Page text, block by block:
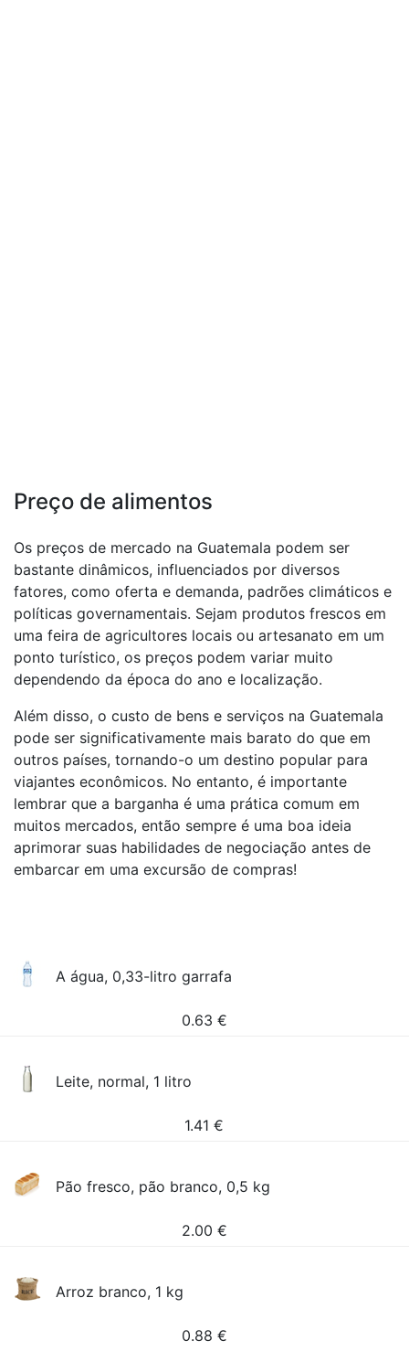
Preço de alimentos
Os preços de mercado na Guatemala podem ser
bastante dinâmicos, influenciados por diversos
fatores, como oferta e demanda, padrões climáticos e
políticas governamentais. Sejam produtos frescos em
uma feira de agricultores locais ou artesanato em um
ponto turístico, os preços podem variar muito
dependendo da época do ano e localização.
Além disso, o custo de bens e serviços na Guatemala
pode ser significativamente mais barato do que em
outros países, tornando-o um destino popular para
viajantes econômicos. No entanto, é importante
lembrar que a barganha é uma prática comum em
muitos mercados, então sempre é uma boa ideia
aprimorar suas habilidades de negociação antes de
embarcar em uma excursão de compras!
A água, 0,33-litro garrafa
0.63 €
Leite, normal, 1 litro
1.41 €
Pão fresco, pão branco, 0,5 kg
2.00 €
Arroz branco, 1 kg
0.88 €